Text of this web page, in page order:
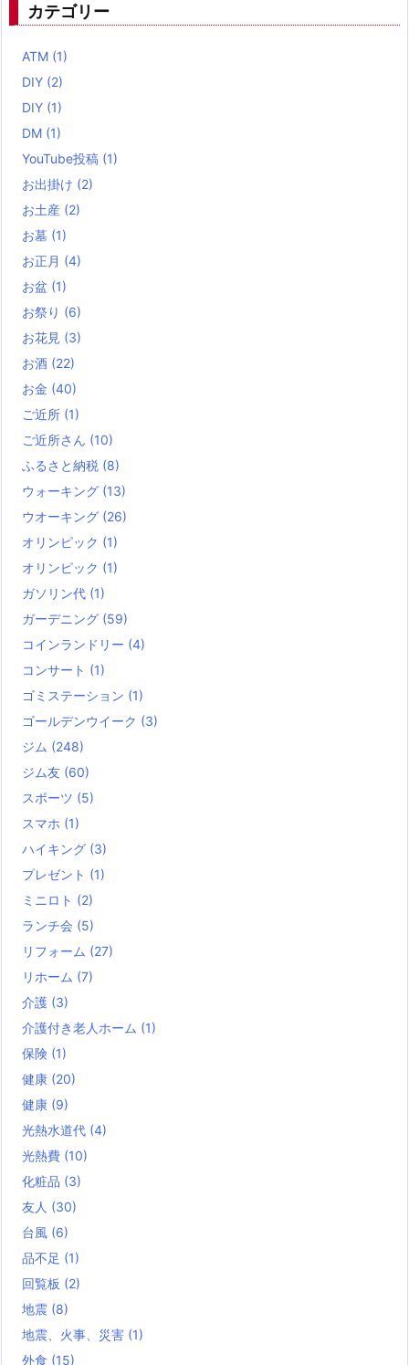
カテゴリー
ATM (1)
DIY (2)
DIY (1)
DM (1)
YouTube投稿 (1)
お出掛け (2)
お土産 (2)
お墓 (1)
お正月 (4)
お盆 (1)
お祭り (6)
お花見 (3)
お酒 (22)
お金 (40)
ご近所 (1)
ご近所さん (10)
ふるさと納税 (8)
ウォーキング (13)
ウオーキング (26)
オリンピック (1)
オリンピック (1)
ガソリン代 (1)
ガーデニング (59)
コインランドリー (4)
コンサート (1)
ゴミステーション (1)
ゴールデンウイーク (3)
ジム (248)
ジム友 (60)
スポーツ (5)
スマホ (1)
ハイキング (3)
プレゼント (1)
ミニロト (2)
ランチ会 (5)
リフォーム (27)
リホーム (7)
介護 (3)
介護付き老人ホーム (1)
保険 (1)
健康 (20)
健康 (9)
光熱水道代 (4)
光熱費 (10)
化粧品 (3)
友人 (30)
台風 (6)
品不足 (1)
回覧板 (2)
地震 (8)
地震、火事、災害 (1)
外食 (15)